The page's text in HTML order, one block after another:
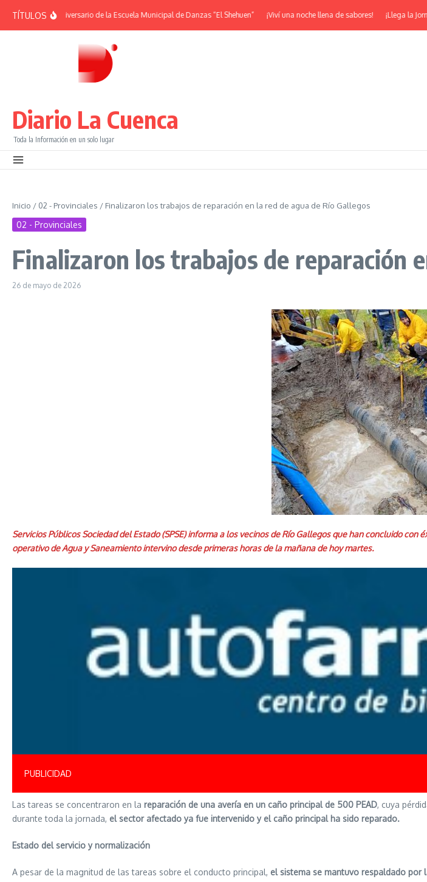
TÍTULOS
| 38° Aniversario de la Escuela Municipal de Danzas “El Shehuen” ¡Viví una noche llena de sabores! ¡Llega la
Diario La Cuenca
Toda la Información en un solo lugar
Inicio / 02 - Provinciales / Finalizaron los trabajos de reparación en la red de agua de Río Gallegos
02 - Provinciales
Finalizaron los trabajos de reparación
26 de mayo de 2026
Servicios Públicos Sociedad del Estado (SPSE) informa a los vecinos de Río Gallegos que han concluido
operativo de Agua y Saneamiento intervino desde primeras horas de la mañana de hoy martes.
PUBLICIDAD
Las tareas se concentraron en la reparación de una avería en un caño principal de 500 PEAD, cuya
durante toda la jornada, el sector afectado ya fue intervenido y el caño principal ha sido reparado.
Estado del servicio y normalización
A pesar de la magnitud de las tareas sobre el conducto principal, el sistema se mantuvo respaldado